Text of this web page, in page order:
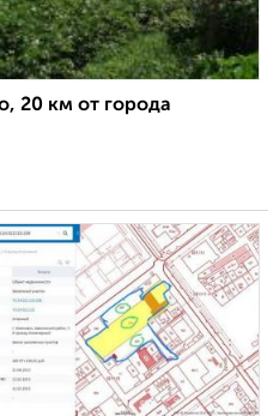
20 км от города